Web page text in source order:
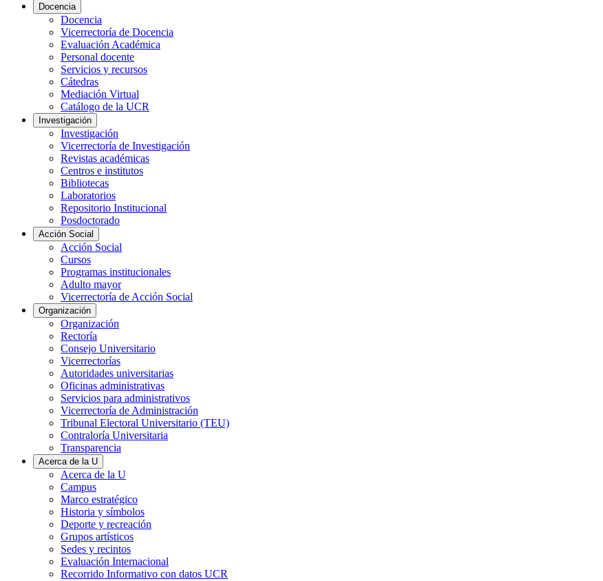
Docencia
Docencia
Vicerrectoría de Docencia
Evaluación Académica
Personal docente
Servicios y recursos
Cátedras
Mediación Virtual
Catálogo de la UCR
Investigación
Investigación
Vicerrectoría de Investigación
Revistas académicas
Centros e institutos
Bibliotecas
Laboratorios
Repositorio Institucional
Posdoctorado
Acción Social
Acción Social
Cursos
Programas institucionales
Adulto mayor
Vicerrectoría de Acción Social
Organización
Organización
Rectoría
Consejo Universitario
Vicerrectorías
Autoridades universitarias
Oficinas administrativas
Servicios para administrativos
Vicerrectoría de Administración
Tribunal Electoral Universitario (TEU)
Contraloría Universitaria
Transparencia
Acerca de la U
Acerca de la U
Campus
Marco estratégico
Historia y símbolos
Deporte y recreación
Grupos artísticos
Sedes y recintos
Evaluación Internacional
Recorrido Informativo con datos UCR